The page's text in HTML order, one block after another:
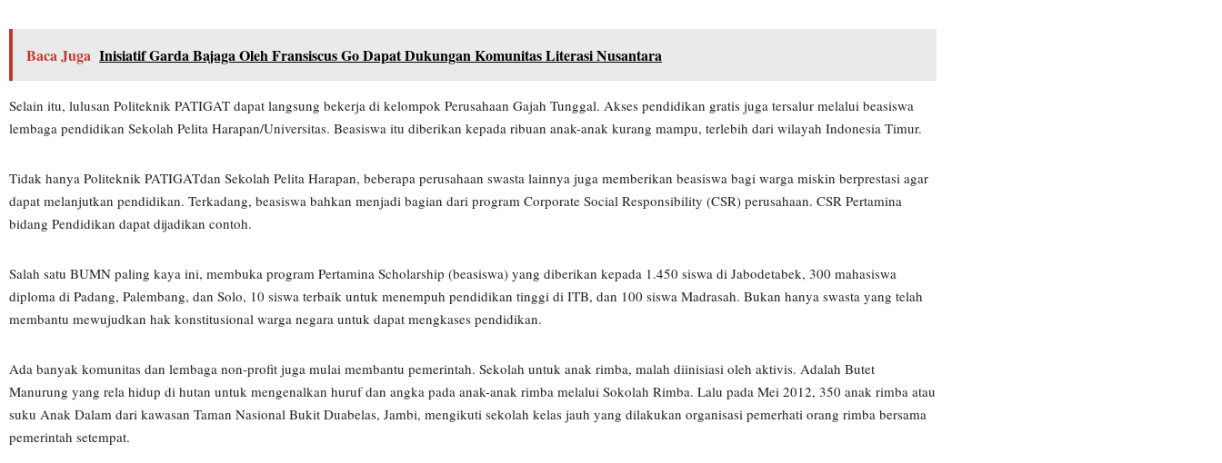
Baca Juga Inisiatif Garda Bajaga Oleh Fransiscus Go Dapat Dukungan Komunitas Literasi Nusantara
Selain itu, lulusan Politeknik PATIGAT dapat langsung bekerja di kelompok Perusahaan Gajah Tunggal. Akses pendidikan gratis juga tersalur melalui beasiswa
lembaga pendidikan Sekolah Pelita Harapan/Universitas. Beasiswa itu diberikan kepada ribuan anak-anak kurang mampu, terlebih dari wilayah Indonesia Timur.
Tidak hanya Politeknik PATIGATdan Sekolah Pelita Harapan, beberapa perusahaan swasta lainnya juga memberikan beasiswa bagi warga miskin berprestasi agar
dapat melanjutkan pendidikan. Terkadang, beasiswa bahkan menjadi bagian dari program Corporate Social Responsibility (CSR) perusahaan. CSR Pertamina
bidang Pendidikan dapat dijadikan contoh.
Salah satu BUMN paling kaya ini, membuka program Pertamina Scholarship (beasiswa) yang diberikan kepada 1.450 siswa di Jabodetabek, 300 mahasiswa
diploma di Padang, Palembang, dan Solo, 10 siswa terbaik untuk menempuh pendidikan tinggi di ITB, dan 100 siswa Madrasah. Bukan hanya swasta yang telah
membantu mewujudkan hak konstitusional warga negara untuk dapat mengkases pendidikan.
Ada banyak komunitas dan lembaga non-profit juga mulai membantu pemerintah. Sekolah untuk anak rimba, malah diinisiasi oleh aktivis. Adalah Butet
Manurung yang rela hidup di hutan untuk mengenalkan huruf dan angka pada anak-anak rimba melalui Sokolah Rimba. Lalu pada Mei 2012, 350 anak rimba atau
suku Anak Dalam dari kawasan Taman Nasional Bukit Duabelas, Jambi, mengikuti sekolah kelas jauh yang dilakukan organisasi pemerhati orang rimba bersama
pemerintah setempat.